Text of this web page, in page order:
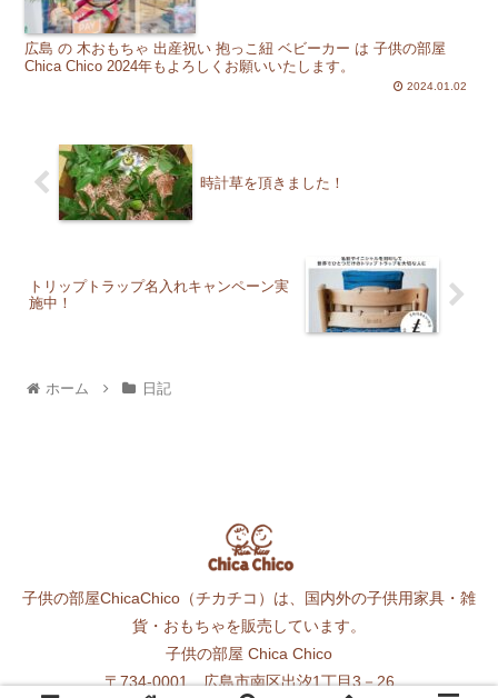
広島 の 木おもちゃ 出産祝い 抱っこ紐 ベビーカー は 子供の部屋
Chica Chico 2024年もよろしくお願いいたします。
2024.01.02
時計草を頂きました！
トリップトラップ名入れキャンペーン実
施中！
ホーム 日記
子供の部屋ChicaChico（チカチコ）は、国内外の子供用家具・雑
貨・おもちゃを販売しています。
子供の部屋 Chica Chico
〒734-0001 広島市南区出汐1丁目3－26